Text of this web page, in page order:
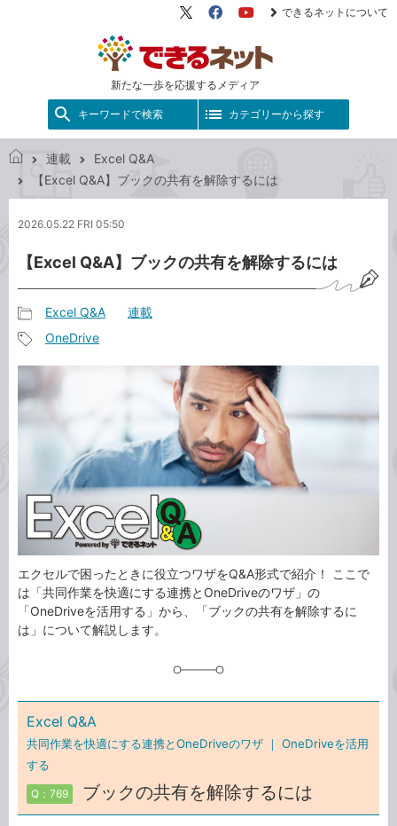
新たな一歩を応援するメディア
X（旧
FacebookYouTube
できるネットについて
キーワードで検索 カテゴリーから探す
ネ
ト
連載
Excel Q&A
【Excel Q&A】ブックの共有を解除するには
2026.05.22 FRI 05:50
【Excel Q&A】ブックの共有を解除するには
事
カ
テ
Excel Q&A 連載
タ
OneDrive
エクセルで困ったときに役立つワザをQ&A形式で紹介！ ここで
は「共同作業を快適にする連携とOneDriveのワザ」の
「OneDriveを活用する」から、「ブックの共有を解除するに
は」について解説します。
Excel Q&A
共同作業を快適にする連携とOneDriveのワザ ｜ OneDriveを活用
する
Q：769 ブックの共有を解除するには